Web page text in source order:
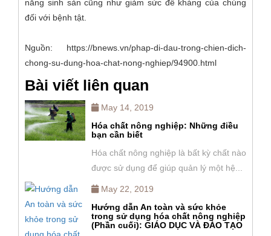
năng sinh sản cũng như giảm sức đề kháng của chúng
đối với bệnh tật.
Nguồn: https://bnews.vn/phap-di-dau-trong-chien-dich-
chong-su-dung-hoa-chat-nong-nghiep/94900.html
Bài viết liên quan
May 14, 2019
Hóa chất nông nghiệp: Những điều
bạn cần biết
Hóa chất nông nghiệp là bất kỳ chất nào
được sử dụng để giúp quản lý một hệ...
May 22, 2019
Hướng dẫn An toàn và sức khỏe
trong sử dụng hóa chất nông nghiệp
(Phần cuối): GIÁO DỤC VÀ ĐÀO TẠO